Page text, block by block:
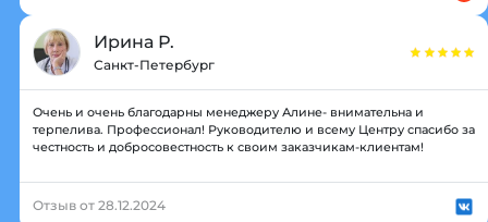
Ирина Р.
Санкт-Петербург
Очень и очень благодарны менеджеру Алине- внимательна и
терпелива. Профессионал! Руководителю и всему Центру спасибо за
честность и добросовестность к своим заказчикам-клиентам!
Отзыв от 28.12.2024